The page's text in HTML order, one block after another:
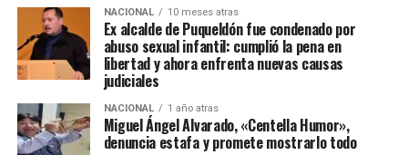
NACIONAL 10 meses atras
Ex alcalde de Puqueldón fue condenado por
abuso sexual infantil: cumplió la pena en
libertad y ahora enfrenta nuevas causas
judiciales
NACIONAL 1 año atras
Miguel Ángel Alvarado, «Centella Humor»,
denuncia estafa y promete mostrarlo todo